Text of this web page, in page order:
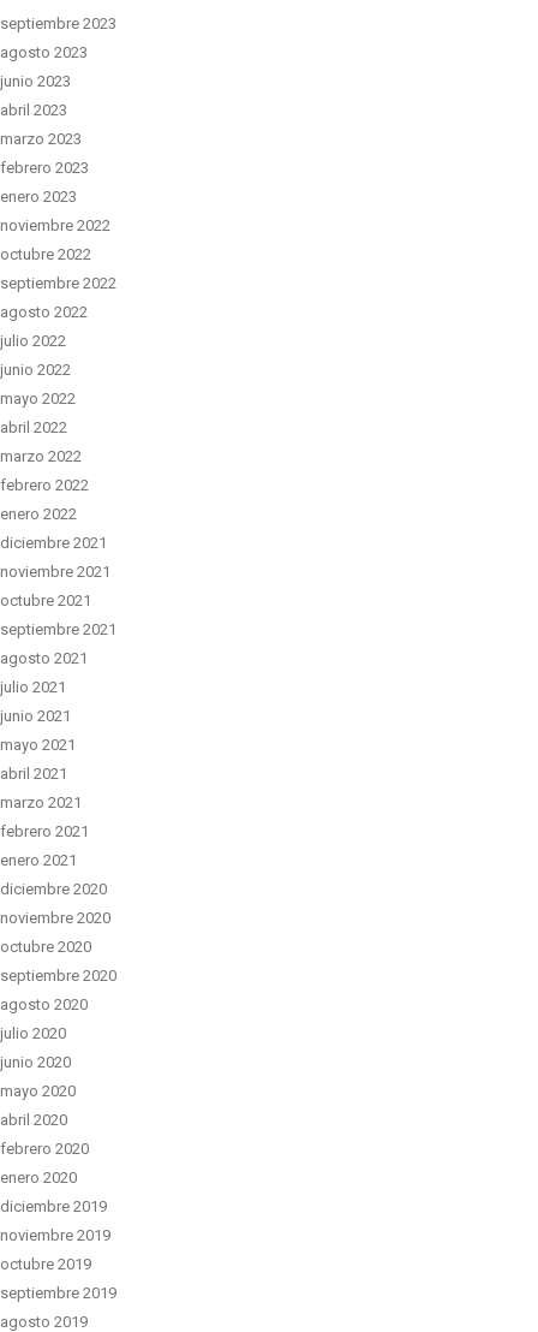
septiembre 2023
agosto 2023
junio 2023
abril 2023
marzo 2023
febrero 2023
enero 2023
noviembre 2022
octubre 2022
septiembre 2022
agosto 2022
julio 2022
junio 2022
mayo 2022
abril 2022
marzo 2022
febrero 2022
enero 2022
diciembre 2021
noviembre 2021
octubre 2021
septiembre 2021
agosto 2021
julio 2021
junio 2021
mayo 2021
abril 2021
marzo 2021
febrero 2021
enero 2021
diciembre 2020
noviembre 2020
octubre 2020
septiembre 2020
agosto 2020
julio 2020
junio 2020
mayo 2020
abril 2020
febrero 2020
enero 2020
diciembre 2019
noviembre 2019
octubre 2019
septiembre 2019
agosto 2019